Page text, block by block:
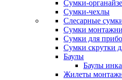
Сумки-
Сумки-чехлы
Слесарные
Сумки
Сумки для
Сумки скрутки
Баулы
Баулы
Жилеты